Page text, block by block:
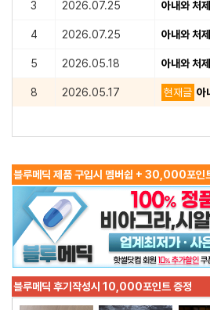
3 2026.07.25 아내와 처
4 2026.07.25 아내와 처
5 2026.05.18 아내와 처
8 2026.05.17 현재글 아
블루메딕 제품 구입시 멤버쉽 + 30,000포인
블루메딕 후기작성시 10,000포인트 증정